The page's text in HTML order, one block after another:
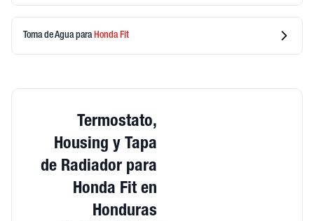
Toma de Aguapara HondaFit
Termostato,
Housing y Tapa
de Radiador para
Honda Fit en
Honduras